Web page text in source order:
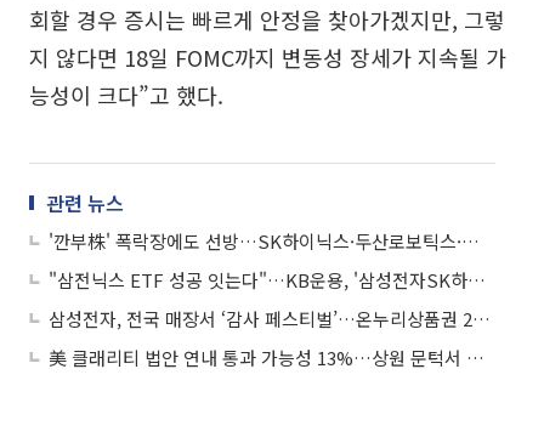
회할 경우 증시는 빠르게 안정을 찾아가겠지만, 그렇
지 않다면 18일 FOMC까지 변동성 장세가 지속될 가
능성이 크다”고 했다.
관련 뉴스
'깐부株' 폭락장에도 선방…SK하이닉스·두산로보틱스·네이버는 낙폭 방어
"삼전닉스 ETF 성공 잇는다"…KB운용, '삼성전자SK하이닉스50 펀드' 출시
삼성전자, 전국 매장서 ‘감사 페스티벌’…온누리상품권 20% 지급
美 클래리티 법안 연내 통과 가능성 13%…상원 문턱서 제동